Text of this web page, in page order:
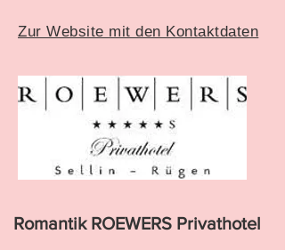
Zur Website mit den Kontaktdaten
Romantik ROEWERS Privathotel​